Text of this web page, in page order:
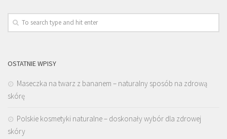
OSTATNIE WPISY
Maseczka na twarz z bananem – naturalny sposób na zdrową
skórę
Polskie kosmetyki naturalne – doskonały wybór dla zdrowej
skóry